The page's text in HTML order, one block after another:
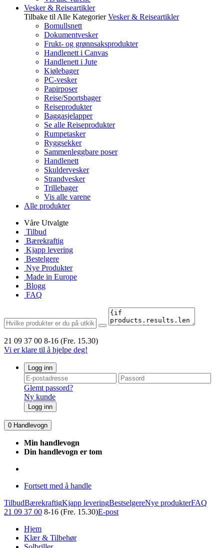
Vesker & Reiseartikler
Tilbake til Alle Kategorier Vesker & Reiseartikler
Bomullsnett
Dokumentvesker
Frukt- og grønnsaksprodukter
Handlenett i Canvas
Handlenett i Jute
Kjølebager
PC-vesker
Papirposer
Reise/Sportsbager
Reiseprodukter
Baggasjelapper
Se alle Reiseprodukter
Rumpetasker
Ryggsekker
Sammenleggbare poser
Handlenett
Skuldervesker
Strandvesker
Trillebager
Vis alle varene
Alle produkter
Våre Utvalgte
Tilbud
Bærekraftig
Kjapp levering
Bestelgere
Nye Produkter
Made in Europe
Blogg
FAQ
21 09 37 00 8-16 (Fre. 15.30)
Vi er klare til å hjelpe deg!
Logg inn
Glemt passord?
Ny kunde
Logg inn
0 Handlevogn
Min handlevogn
Din handlevogn er tom
Fortsett med å handle
TilbudBærekraftigKjapp leveringBestselgereNye produkterFAQ
21 09 37 00 8-16 (Fre. 15.30)E-post
Hjem
Klær & Tilbehør